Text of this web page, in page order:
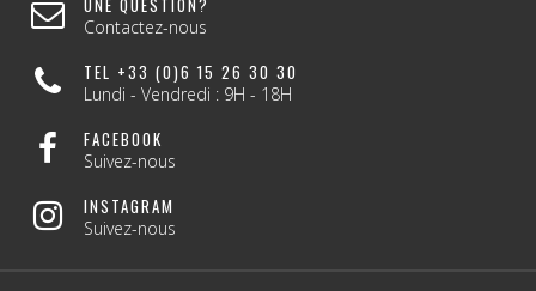
UNE QUESTION?
Contactez-nous
TEL +33 (0)6 15 26 30 30
Lundi - Vendredi : 9H - 18H
FACEBOOK
Suivez-nous
INSTAGRAM
Suivez-nous